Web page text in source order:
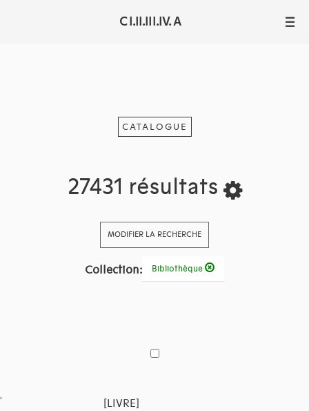
C I.II.III.IV. A III
CATALOGUE
27431 résultats
MODIFIER LA RECHERCHE
Collection: Bibliothèque
[LIVRE]